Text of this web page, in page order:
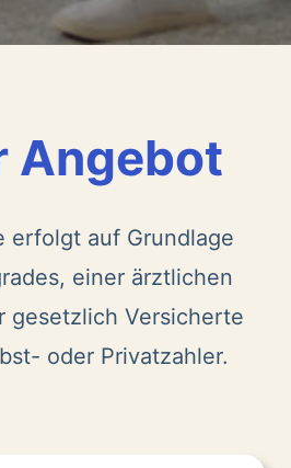
Angebot
erfolgt auf Grundlage
einer ärztlichen
gesetzlich Versicherte
oder Privatzahler.